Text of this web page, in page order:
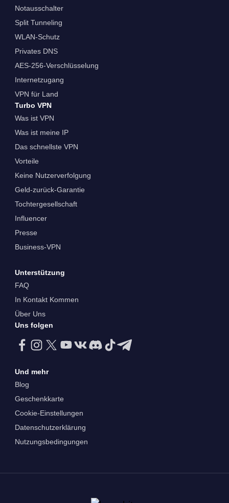
Notausschalter
Split Tunneling
WLAN-Schutz
Privates DNS
AES-256-Verschlüsselung
Internetzugang
VPN für Land
Turbo VPN
Was ist VPN
Was ist meine IP
Das schnellste VPN
Vorteile
Keine Nutzerverfolgung
Geld-zurück-Garantie
Tochtergesellschaft
Influencer
Presse
Business-VPN
Unterstützung
FAQ
In Kontakt Kommen
Über Uns
Uns folgen
Und mehr
Blog
Geschenkkarte
Cookie-Einstellungen
Datenschutzerklärung
Nutzungsbedingungen